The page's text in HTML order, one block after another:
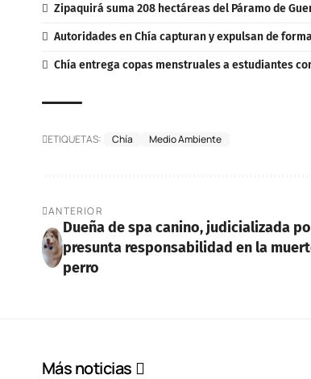
Zipaquirá suma 208 hectáreas del Páramo de
Autoridades en Chía capturan y expulsan de
Chía entrega copas menstruales a estudiantes
ETIQUETAS: Chía Medio Ambiente
ANTERIOR
Dueña de spa canino, judicializada
presunta responsabilidad en la
perro
Más noticias